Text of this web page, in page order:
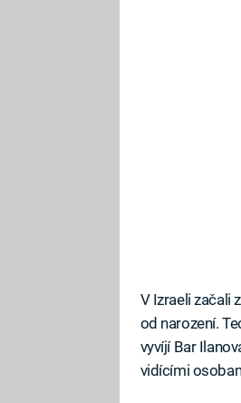
V Izraeli začali
od narození.
vyvíjí Bar
vidícími